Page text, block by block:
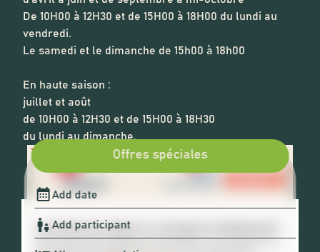
Offres spéciales
De 10H00 à 12H30 et de 15H00 à 18H00 du lundi au
vendredi.
Le samedi et le dimanche de 15h00 à 18h00
En haute saison :
juillet et août
de 10H00 à 12H30 et de 15H00 à 18H30
du lundi au dimanche.
🍪 ACCEPTER LES COOKIES ET LA POLITIQUE DE CONFIDENTIALITÉ ?